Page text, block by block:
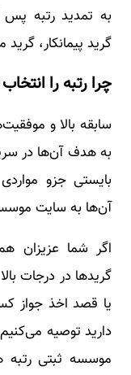
به تمدید رتبه پس
گرید پیمانکار،
چرا رتبه را
سابقه بالا و
به هدف آن‌ها در
بایستی جزو
آن‌ها به سایت
اگر شما عزیزان
گریدها در درجات
یا قصد اخذ جواز
دارید توصیه
موسسه ثبتی رتبه